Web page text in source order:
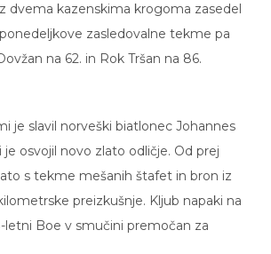
dvema kazenskima krogoma zasedel
zasledovalne tekme pa
na 62. in Rok Tršan na 86.
je slavil norveški biatlonec Johannes
je osvojil novo zlato odličje. Od prej
s tekme mešanih štafet in bron iz
preizkušnje. Kljub napaki na
letni Boe v smučini premočan za